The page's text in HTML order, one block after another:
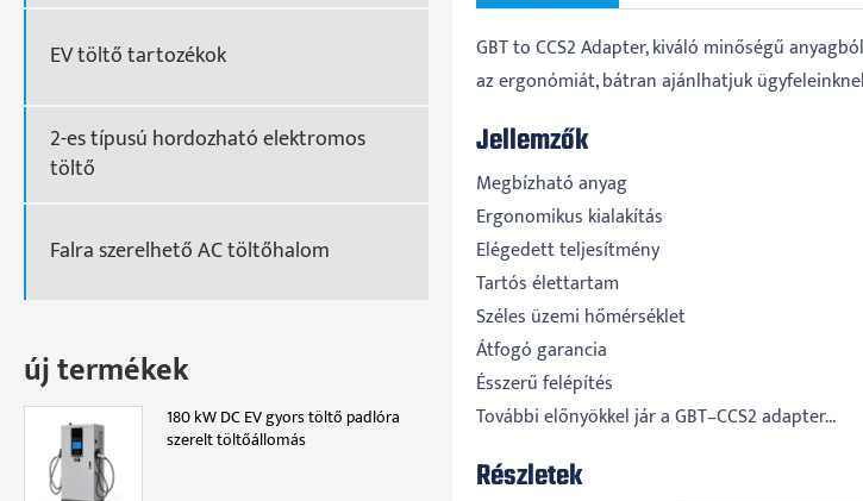
EV töltő tartozékok
2-es típusú hordozható elektromos
töltő
Falra szerelhető AC töltőhalom
új termékek
180 kW DC EV gyors töltő padlóra
szerelt töltőállomás
GBT to CCS2 Adapter, kiváló minőségű
az ergonómiát, bátran ajánlhatjuk
Jellemzők
Megbízható anyag
Ergonomikus kialakítás
Elégedett teljesítmény
Tartós élettartam
Széles üzemi hőmérséklet
Átfogó garancia
Ésszerű felépítés
További előnyökkel jár a GBT–CCS2 adapter...
Részletek